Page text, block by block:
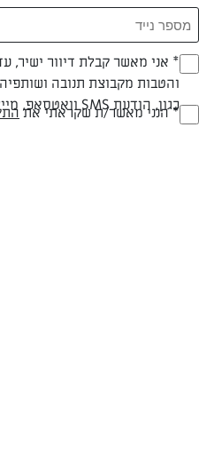
(חובה)* אני מאשר קבלת דיוור ישיר,
והטבות מקבוצת תנובה
כגון, הודעת SMS וואטסאפ, מייל(חובה)* הנני מאשר/ת שקראתי את